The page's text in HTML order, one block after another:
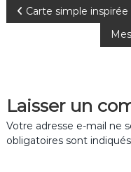
N
i
g
Carte simple
Laisser un
Votre adresse e-mail ne
obligatoires sont